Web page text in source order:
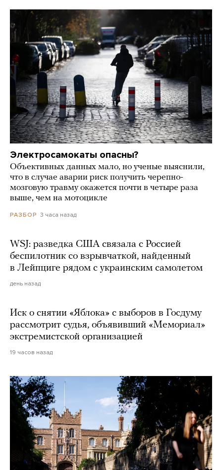
Электросамокаты опасны?
Объективных данных мало, но ученые выяснили,
что в случае аварии риск получить черепно-
мозговую травму окажется почти в четыре раза
выше, чем на мотоцикле
РАЗБОР 3 часа назад
WSJ: разведка США связала с Россией
беспилотник со взрывчаткой, найденный
в Лейпциге рядом с украинским самолетом
день назад
Иск о снятии «Яблока» с выборов в Госдуму
рассмотрит судья, объявивший «Мемориал»
экстремистской организацией
19 часов назад